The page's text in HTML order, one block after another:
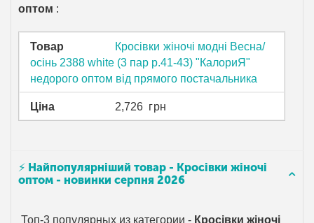
оптом :
Товар
Кросівки жіночі модні Весна/
осінь 2388 white (3 пар р.41-43) "КалориЯ"
недорого оптом від прямого постачальника
Ціна 2,726 грн
⚡ Найпопулярніший товар - Кросівки жіночі
оптом - новинки серпня 2026
Топ-3 популярных из категории - Кросівки жіночі